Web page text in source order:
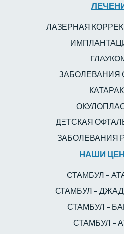
ЛАЗЕРНАЯ
ЗАБОЛЕВАНИЯ
ДЕТСКАЯ
ЗАБОЛЕВАНИЯ
НАШИ
СТАМБУЛ –
СТАМБУЛ –
СТАМБУЛ –
СТАМБУЛ –